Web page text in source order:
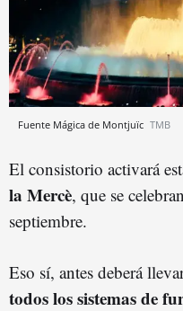
Fuente Mágica de Montjuïc TMB
El consistorio activará
la Mercè, que se
septiembre.
Eso sí, antes deberá
todos los sistemas de